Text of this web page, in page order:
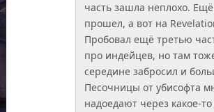
часть зашла неплохо.
прошел, а вот на
Пробовал ещё третью
про индейцев, но там
середине забросил и
Песочницы от убисофта
надоедают через какое-